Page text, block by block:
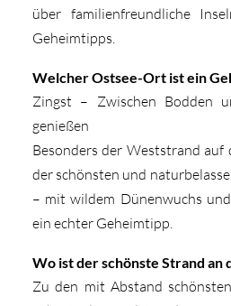
über familienfreundliche
Geheimtipps.
Welcher Ostsee-Ort ist ein
Zingst – Zwischen Bodden
genießen
Besonders der Weststrand auf
der schönsten und
– mit wildem Dünenwuchs
ein echter Geheimtipp.
Wo ist der schönste Strand an
Zu den mit Abstand